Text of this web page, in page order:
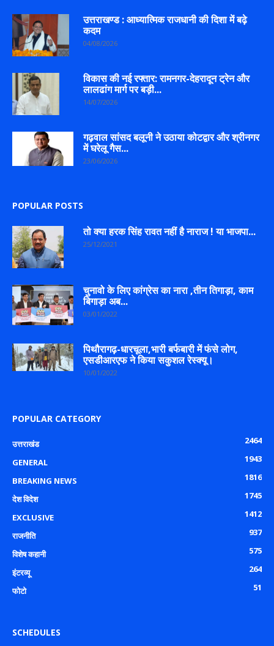
उत्तराखण्ड : आध्यात्मिक राजधानी की दिशा में बढ़े
कदम
04/08/2026
विकास की नई रफ्तार: रामनगर-देहरादून ट्रेन और
लालढांग मार्ग पर बड़ी...
14/07/2026
गढ़वाल सांसद बलूनी ने उठाया कोटद्वार और श्रीनगर
में घरेलू गैस...
23/06/2026
POPULAR POSTS
तो क्या हरक सिंह रावत नहीं है नाराज ! या भाजपा...
25/12/2021
चुनावो के लिए कांग्रेस का नारा ,तीन तिगाड़ा, काम
बिगाड़ा अब...
03/01/2022
पिथौरागढ़-धारचूला,भारी बर्फबारी में फंसे लोग,
एसडीआरएफ ने किया सकुशल रेस्क्यू।
10/01/2022
POPULAR CATEGORY
उत्तराखंड
2464
GENERAL
1943
BREAKING NEWS
1816
देश विदेश
1745
EXCLUSIVE
1412
राजनीति
937
विशेष कहानी
575
इंटरव्यू
264
फोटो
51
SCHEDULES